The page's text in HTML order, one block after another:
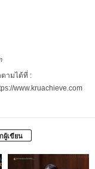
ามได้ที่ :
www.kruachieve.com
ผู้เขียน